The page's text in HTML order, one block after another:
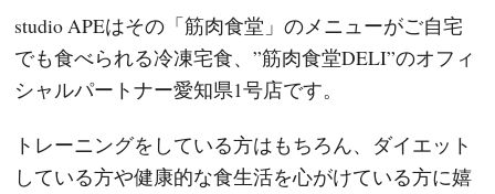
studio APEはその「筋肉食堂」のメニューがご自宅
でも食べられる冷凍宅食、”筋肉食堂DELI”のオフィ
シャルパートナー愛知県1号店です。
トレーニングをしている方はもちろん、ダイエット
している方や健康的な食生活を心がけている方に嬉